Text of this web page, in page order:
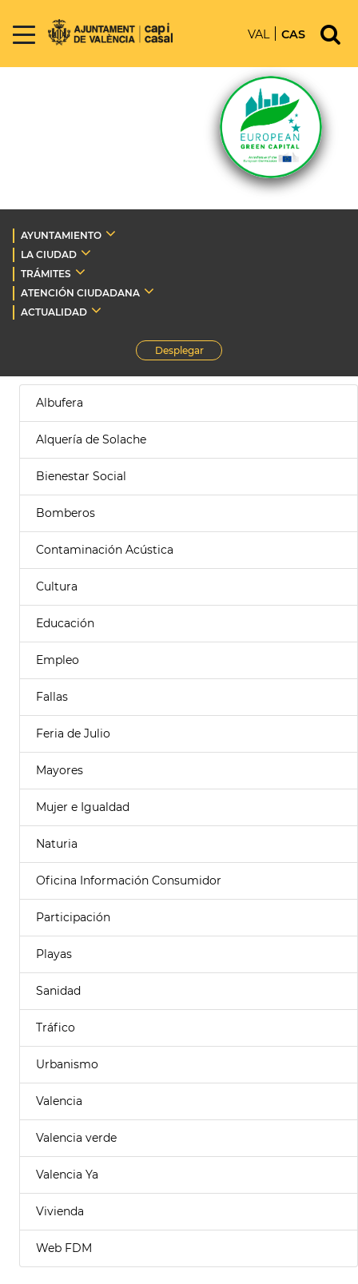
VAL CAS
AYUNTAMIENTO
LA CIUDAD
TRÁMITES
ATENCIÓN CIUDADANA
ACTUALIDAD
Desplegar
Albufera
Alquería de Solache
Bienestar Social
Bomberos
Contaminación Acústica
Cultura
Educación
Empleo
Fallas
Feria de Julio
Mayores
Mujer e Igualdad
Naturia
Oficina Información Consumidor
Participación
Playas
Sanidad
Tráfico
Urbanismo
Valencia
Valencia verde
Valencia Ya
Vivienda
Web FDM